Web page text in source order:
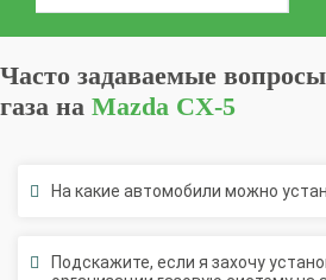
газа наMazda CX-5
организации газовую систему на
нужно самому покупать